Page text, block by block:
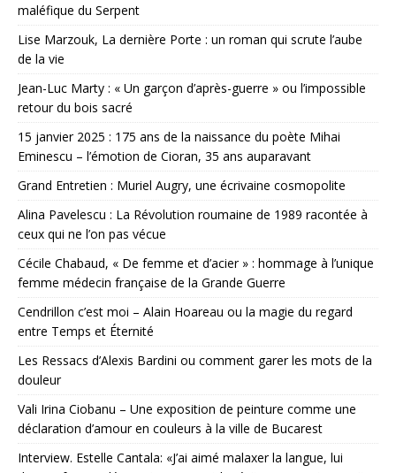
maléfique du Serpent
Lise Marzouk, La dernière Porte : un roman qui scrute l’aube
de la vie
Jean-Luc Marty : « Un garçon d’après-guerre » ou l’impossible
retour du bois sacré
15 janvier 2025 : 175 ans de la naissance du poète Mihai
Eminescu – l’émotion de Cioran, 35 ans auparavant
Grand Entretien : Muriel Augry, une écrivaine cosmopolite
Alina Pavelescu : La Révolution roumaine de 1989 racontée à
ceux qui ne l’on pas vécue
Cécile Chabaud, « De femme et d’acier » : hommage à l’unique
femme médecin française de la Grande Guerre
Cendrillon c’est moi – Alain Hoareau ou la magie du regard
entre Temps et Éternité
Les Ressacs d’Alexis Bardini ou comment garer les mots de la
douleur
Vali Irina Ciobanu – Une exposition de peinture comme une
déclaration d’amour en couleurs à la ville de Bucarest
Interview. Estelle Cantala: «J’ai aimé malaxer la langue, lui